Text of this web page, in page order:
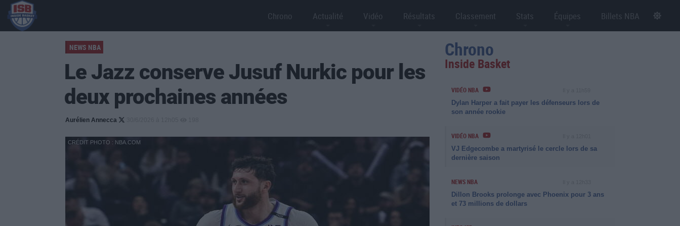
Chrono Actualité Vidéo Résultats Classement Stats Équipes Billets NBA
NEWS NBA
Le Jazz conserve Jusuf Nurkic pour les
deux prochaines années
Aurélien Annecca
CRÉDIT PHOTO : NBA.COM
Chrono
Inside Basket
VIDÉO NBA
Dylan Harper a fait payer les défenseurs lors de
son année rookie
VIDÉO NBA
VJ Edgecombe a martyrisé le cercle lors de sa
dernière saison
NEWS NBA
Dillon Brooks prolonge avec Phoenix pour 3 ans
et 73 millions de dollars